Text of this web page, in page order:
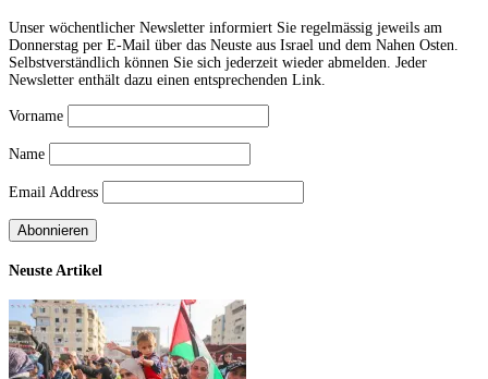
Unser wöchentlicher Newsletter informiert Sie regelmässig jeweils am
Donnerstag per E-Mail über das Neuste aus Israel und dem Nahen Osten.
Selbstverständlich können Sie sich jederzeit wieder abmelden. Jeder
Newsletter enthält dazu einen entsprechenden Link.
Vorname
Name
Email Address
Neuste Artikel